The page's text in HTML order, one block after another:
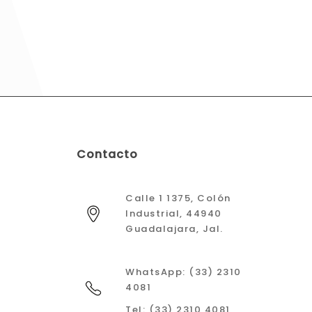
Contacto
Calle 1 1375, Colón
Industrial, 44940
Guadalajara, Jal.
WhatsApp: (33) 2310
4081